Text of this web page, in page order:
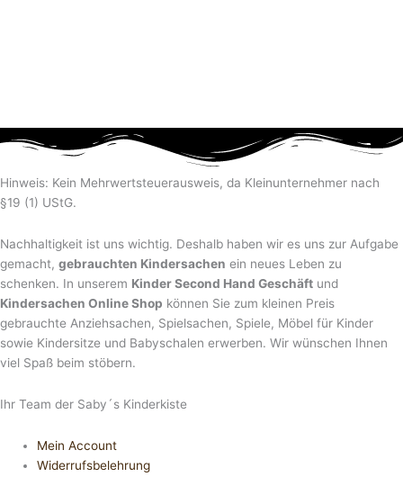
Hinweis: Kein Mehrwertsteuerausweis, da Kleinunternehmer nach
§19 (1) UStG.
Nachhaltigkeit ist uns wichtig. Deshalb haben wir es uns zur Aufgabe
gemacht, gebrauchten Kindersachen ein neues Leben zu
schenken. In unserem Kinder Second Hand Geschäft und
Kindersachen Online Shop können Sie zum kleinen Preis
gebrauchte Anziehsachen, Spiel­sachen, Spiele, Möbel für Kinder
sowie Kindersitze und Babyschalen erwerben. Wir wünschen Ihnen
viel Spaß beim stöbern.
Ihr Team der Saby´s Kinderkiste
Mein Account
Widerrufsbelehrung